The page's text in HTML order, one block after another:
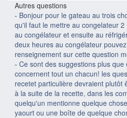
Autres questions
- Bonjour pour le gateau au trois
qu'il faut le mettre au congelateur
au congélateur et ensuite au
deux heures au congélateur
renseignement sur cette question
- Ce sont des suggestions plus
concernent tout un chacun! les
recetet particulière devraient plutôt
à la suite de la recette, dans les
quelqu'un mentionne quelque
yaourt ou une boîte de quelque